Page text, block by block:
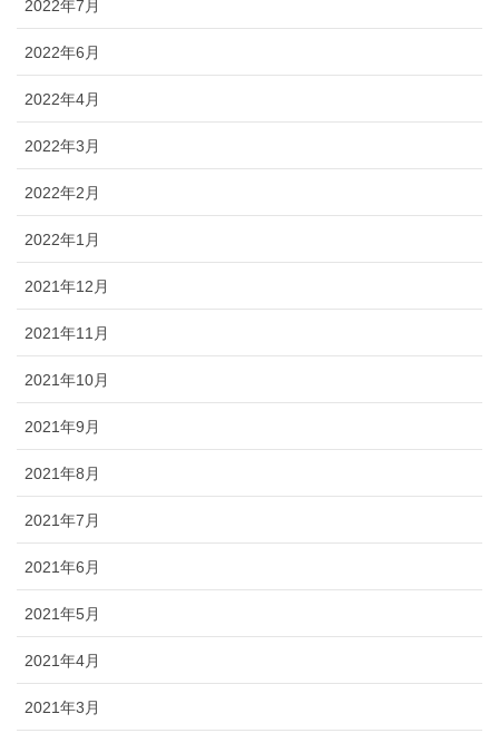
2022年7月
2022年6月
2022年4月
2022年3月
2022年2月
2022年1月
2021年12月
2021年11月
2021年10月
2021年9月
2021年8月
2021年7月
2021年6月
2021年5月
2021年4月
2021年3月